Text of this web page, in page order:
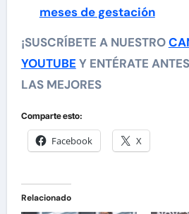
meses de gestación
¡SUSCRÍBETE A NUESTRO
YOUTUBE Y ENTÉRATE
LAS MEJORES
Comparte esto:
Facebook X
Relacionado